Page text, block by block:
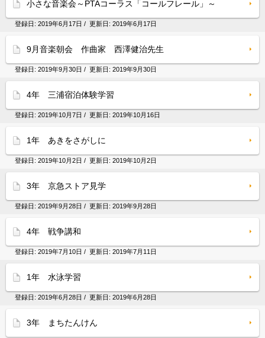
小さな音楽会～PTAコーラス「コールフレール」～
登録日: 2019年6月17日 / 更新日: 2019年6月17日
9月音楽朝会 作曲家 西澤健治先生
登録日: 2019年9月30日 / 更新日: 2019年9月30日
4年 三浦宿泊体験学習
登録日: 2019年10月7日 / 更新日: 2019年10月16日
1年 あきをさがしに
登録日: 2019年10月2日 / 更新日: 2019年10月2日
3年 京急ストア見学
登録日: 2019年9月28日 / 更新日: 2019年9月28日
4年 戦争講和
登録日: 2019年7月10日 / 更新日: 2019年7月11日
1年 水泳学習
登録日: 2019年6月28日 / 更新日: 2019年6月28日
3年 まちたんけん